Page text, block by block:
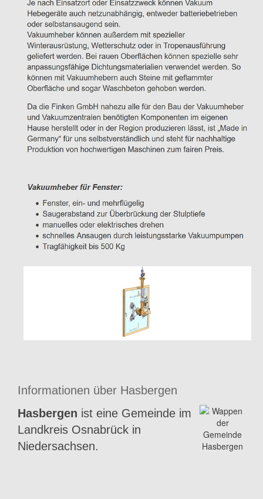
Informationen über Hasbergen
Hasbergen ist eine Gemeinde im
Landkreis Osnabrück in
Niedersachsen.